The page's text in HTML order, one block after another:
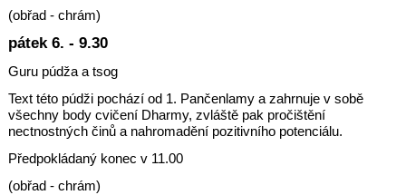
(obřad - chrám)
pátek 6. - 9.30
Guru púdža a tsog
Text této púdži pochází od 1. Pančenlamy a zahrnuje v sobě
všechny body cvičení Dharmy, zvláště pak pročištění
nectnostných činů a nahromadění pozitivního potenciálu.
Předpokládaný konec v 11.00
(obřad - chrám)